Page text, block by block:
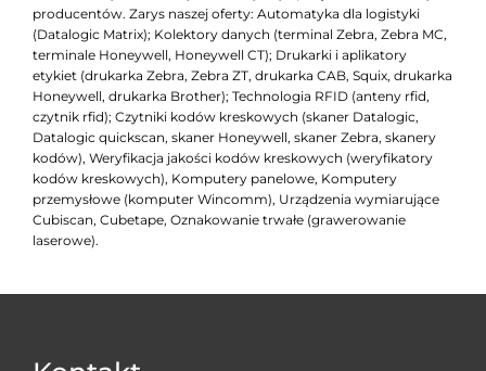
producentów. Zarys naszej oferty: Automatyka dla logistyki
(Datalogic Matrix); Kolektory danych (terminal Zebra, Zebra MC,
terminale Honeywell, Honeywell CT); Drukarki i aplikatory
etykiet (drukarka Zebra, Zebra ZT, drukarka CAB, Squix, drukarka
Honeywell, drukarka Brother); Technologia RFID (anteny rfid,
czytnik rfid); Czytniki kodów kreskowych (skaner Datalogic,
Datalogic quickscan, skaner Honeywell, skaner Zebra, skanery
kodów), Weryfikacja jakości kodów kreskowych (weryfikatory
kodów kreskowych), Komputery panelowe, Komputery
przemysłowe (komputer Wincomm), Urządzenia wymiarujące
Cubiscan, Cubetape, Oznakowanie trwałe (grawerowanie
laserowe).